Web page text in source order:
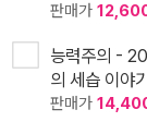
판매가
능력주의 -
의 세습 이야기
판매가